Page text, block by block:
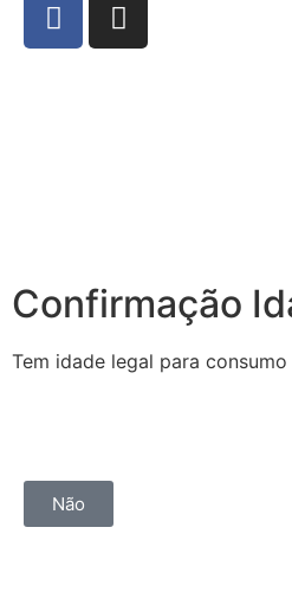
Confirmação
Tem idade legal para
Não